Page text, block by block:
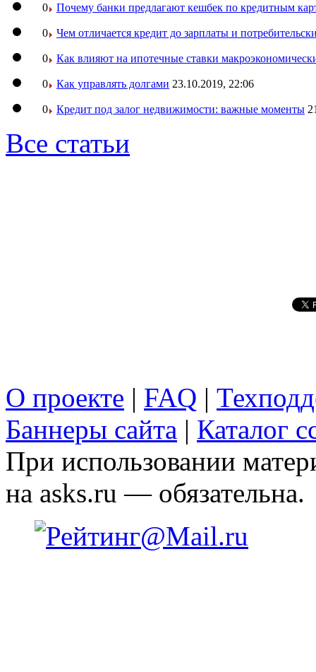
0 Почему банки предлагают кешбек по кредитным
0 Чем отличается кредит до зарплаты и
0 Как влияют на ипотечные ставки
0 Как управлять долгами 23.10.2019, 22:06
0 Кредит под залог недвижимости: важные моменты
Все статьи
О проекте | FAQ |
Баннеры сайта | Каталог
При использовании
на asks.ru — обязательна.